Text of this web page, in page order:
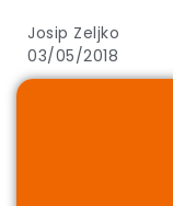
Josip Zeljko
03/05/2018